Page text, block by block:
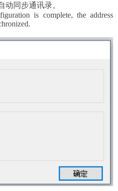
动同步通讯录。
is complete, the address